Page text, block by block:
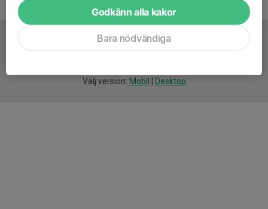
Välj version: Mobil Desktop
Godkänn alla kakor
Bara nödvändiga